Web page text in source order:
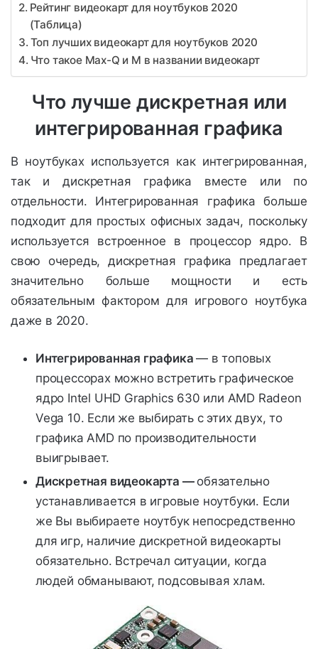
Рейтинг видеокарт для ноутбуков 2020
(Таблица)
Топ лучших видеокарт для ноутбуков 2020
Что такое Max-Q и M в названии видеокарт
Что лучше дискретная или
интегрированная графика
В ноутбуках используется как интегрированная,
так и дискретная графика вместе или по
отдельности. Интегрированная графика больше
подходит для простых офисных задач, поскольку
используется встроенное в процессор ядро. В
свою очередь, дискретная графика предлагает
значительно больше мощности и есть
обязательным фактором для игрового ноутбука
даже в 2020.
Интегрированная графика— в топовых
процессорах можно встретить графическое
ядро Intel UHD Graphics 630 или AMD Radeon
Vega 10. Если же выбирать с этих двух, то
графика AMD по производительности
выигрывает.
Дискретная видеокарта — обязательно
устанавливается в игровые ноутбуки. Если
же Вы выбираете ноутбук непосредственно
для игр, наличие дискретной видеокарты
обязательно. Встречал ситуации, когда
людей обманывают, подсовывая хлам.